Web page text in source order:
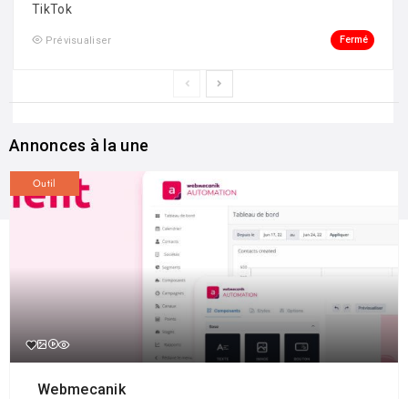
TikTok
Prévisualiser Fermé
Annonces à la une
Outil
Webmecanik